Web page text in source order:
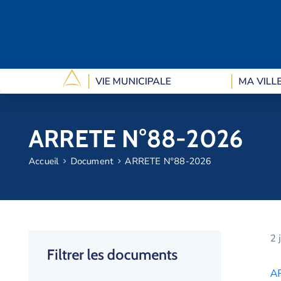
VIE MUNICIPALE MA
ARRETE N°88-2026
Accueil Document ARRETE N°88-2026
Filtrer les documents
2